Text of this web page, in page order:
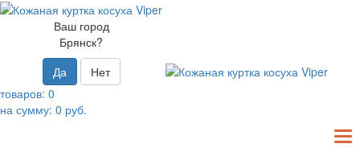
Ваш город
Брянск?
Да
Нет
товаров: 0
на сумму: 0 руб.